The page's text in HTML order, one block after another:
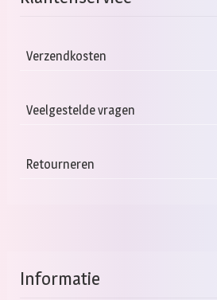
Verzendkosten
Veelgestelde vragen
Retourneren
Informatie